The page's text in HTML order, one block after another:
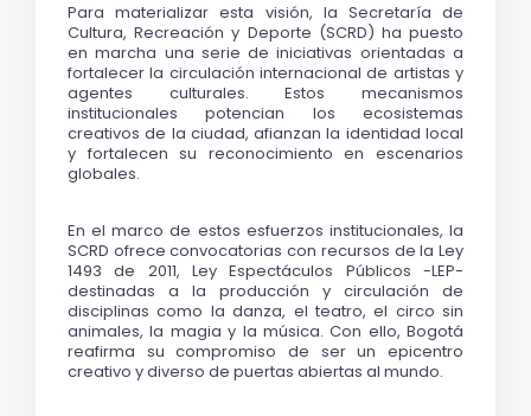
Para materializar esta visión, la Secretaría de
Cultura, Recreación y Deporte (SCRD) ha puesto
en marcha una serie de iniciativas orientadas a
fortalecer la circulación internacional de artistas y
agentes culturales. Estos mecanismos
institucionales potencian los ecosistemas
creativos de la ciudad, afianzan la identidad local
y fortalecen su reconocimiento en escenarios
globales.
En el marco de estos esfuerzos institucionales, la
SCRD ofrece convocatorias con recursos de la Ley
1493 de 2011, Ley Espectáculos Públicos -LEP-
destinadas a la producción y circulación de
disciplinas como la danza, el teatro, el circo sin
animales, la magia y la música. Con ello, Bogotá
reafirma su compromiso de ser un epicentro
creativo y diverso de puertas abiertas al mundo.